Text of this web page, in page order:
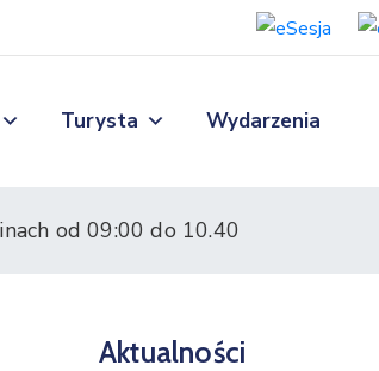
Turysta Wydarzenia
od 09:00 do 10.40
Aktualności